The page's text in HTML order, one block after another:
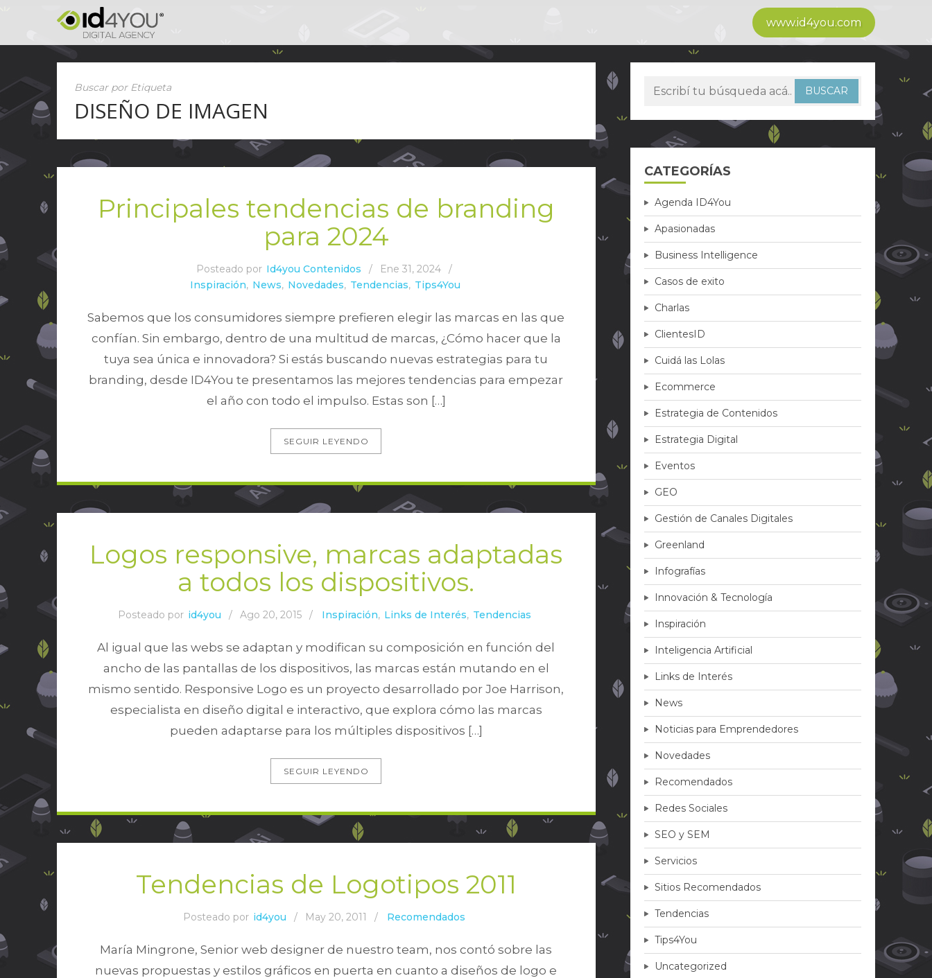
www.id4you.com
Buscar por Etiqueta
DISEÑO DE IMAGEN
Principales tendencias de branding
para 2024
Posteado por Id4you Contenidos / Ene 31, 2024
/
Inspiración, News, Novedades, Tendencias, Tips4You
Sabemos que los consumidores siempre prefieren elegir las marcas en las que
confían. Sin embargo, dentro de una multitud de marcas, ¿Cómo hacer que la
tuya sea única e innovadora? Si estás buscando nuevas estrategias para tu
branding, desde ID4You te presentamos las mejores tendencias para empezar
el año con todo el impulso. Estas son […]
SEGUIR LEYENDO
Logos responsive, marcas adaptadas
a todos los dispositivos.
Posteado por id4you / Ago 20, 2015 / Inspiración, Links de Interés, Tendencias
Al igual que las webs se adaptan y modifican su composición en función del
ancho de las pantallas de los dispositivos, las marcas están mutando en el
mismo sentido. Responsive Logo es un proyecto desarrollado por Joe Harrison,
especialista en diseño digital e interactivo, que explora cómo las marcas
pueden adaptarse para los múltiples dispositivos […]
SEGUIR LEYENDO
Tendencias de Logotipos 2011
Posteado por id4you / May 20, 2011 / Recomendados
María Mingrone, Senior web designer de nuestro team, nos contó sobre las
nuevas propuestas y estilos gráficos en puerta en cuanto a diseños de logo e
CATEGORÍAS
Agenda ID4You
Apasionadas
Business Intelligence
Casos de exito
Charlas
ClientesID
Cuidá las Lolas
Ecommerce
Estrategia de Contenidos
Estrategia Digital
Eventos
GEO
Gestión de Canales Digitales
Greenland
Infografías
Innovación & Tecnología
Inspiración
Inteligencia Artificial
Links de Interés
News
Noticias para Emprendedores
Novedades
Recomendados
Redes Sociales
SEO y SEM
Servicios
Sitios Recomendados
Tendencias
Tips4You
Uncategorized